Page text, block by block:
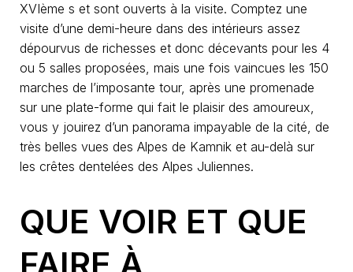
XVIème s et sont ouverts à la visite. Comptez une
visite d’une demi-heure dans des intérieurs assez
dépourvus de richesses et donc décevants pour les 4
ou 5 salles proposées, mais une fois vaincues les 150
marches de l’imposante tour, après une promenade
sur une plate-forme qui fait le plaisir des amoureux,
vous y jouirez d’un panorama impayable de la cité, de
très belles vues des Alpes de Kamnik et au-delà sur
les crêtes dentelées des Alpes Juliennes.
QUE VOIR ET QUE
FAIRE À